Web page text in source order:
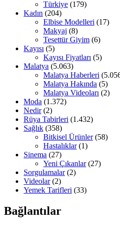
Türkiye (179)
Kadın (204)
Elbise Modelleri (17)
Makyaj (8)
Tesettür Giyim (6)
Kayısı (5)
Kayısı Fiyatları (5)
Malatya (5.063)
Malatya Haberleri
Malatya Hakında (5)
Malatya Videoları (2)
Moda (1.372)
Nedir(2)
Rüya Tabirleri (1.432)
Sağlık (358)
Bitkisel Ürünler(58)
Hastalıklar(1)
Sinema (27)
Yeni Çıkanlar(27)
Sorgulamalar(2)
Videolar(2)
Yemek Tarifleri (33)
Bağlantılar